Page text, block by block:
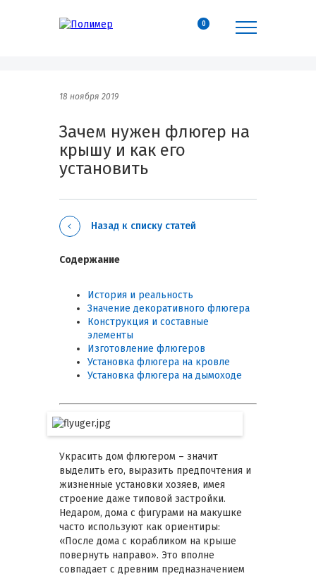
0
18 ноября 2019
Зачем нужен флюгер на
крышу и как его
установить
Назад к списку статей
Содержание
История и реальность
Значение декоративного флюгера
Конструкция и составные
элементы
Изготовление флюгеров
Установка флюгера на кровле
Установка флюгера на дымоходе
Украсить дом флюгером – значит
выделить его, выразить предпочтения и
жизненные установки хозяев, имея
строение даже типовой застройки.
Недаром, дома с фигурами на макушке
часто используют как ориентиры:
«После дома с корабликом на крыше
повернуть направо». Это вполне
совпадает с древним предназначением